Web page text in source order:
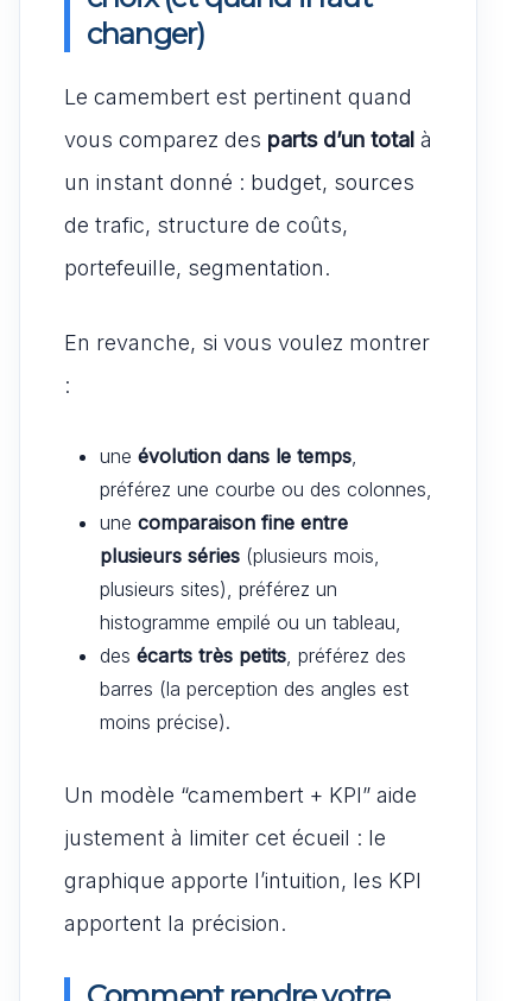
changer)
Le camembert est pertinent quand
vous comparez des parts d’un total à
un instant donné : budget, sources
de trafic, structure de coûts,
portefeuille, segmentation.
En revanche, si vous voulez montrer
:
une évolution dans le temps,
préférez une courbe ou des colonnes,
une comparaison fine entre
plusieurs séries (plusieurs mois,
plusieurs sites), préférez un
histogramme empilé ou un tableau,
des écarts très petits, préférez des
barres (la perception des angles est
moins précise).
Un modèle “camembert + KPI” aide
justement à limiter cet écueil : le
graphique apporte l’intuition, les KPI
apportent la précision.